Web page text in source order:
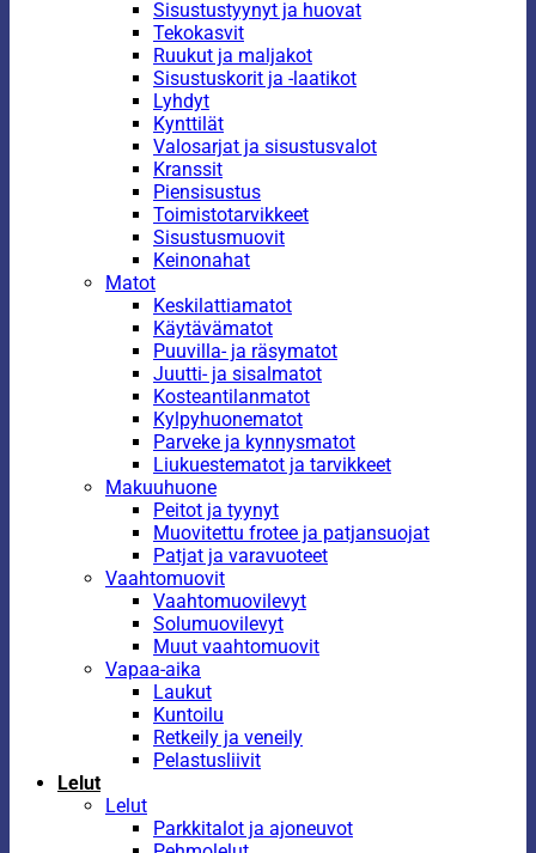
Sisustustyynyt ja huovat
Tekokasvit
Ruukut ja maljakot
Sisustuskorit ja -laatikot
Lyhdyt
Kynttilät
Valosarjat ja sisustusvalot
Kranssit
Piensisustus
Toimistotarvikkeet
Sisustusmuovit
Keinonahat
Matot
Keskilattiamatot
Käytävämatot
Puuvilla- ja räsymatot
Juutti- ja sisalmatot
Kosteantilanmatot
Kylpyhuonematot
Parveke ja kynnysmatot
Liukuestematot ja tarvikkeet
Makuuhuone
Peitot ja tyynyt
Muovitettu frotee ja patjansuojat
Patjat ja varavuoteet
Vaahtomuovit
Vaahtomuovilevyt
Solumuovilevyt
Muut vaahtomuovit
Vapaa-aika
Laukut
Kuntoilu
Retkeily ja veneily
Pelastusliivit
Lelut
Lelut
Parkkitalot ja ajoneuvot